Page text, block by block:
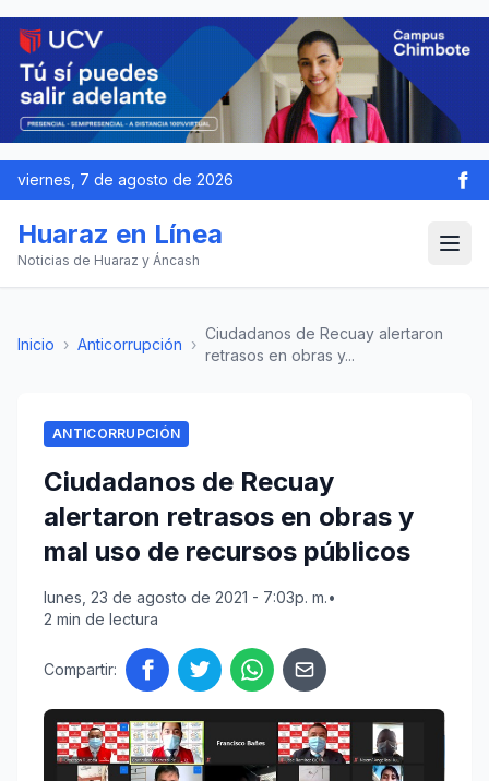
viernes, 7 de agosto de 2026
Huaraz en Línea
Noticias de Huaraz y Áncash
Inicio › Anticorrupción ›
Ciudadanos de Recuay alertaron
retrasos en obras y...
ANTICORRUPCIÓN
Ciudadanos de Recuay
alertaron retrasos en obras y
mal uso de recursos públicos
lunes, 23 de agosto de 2021 - 7:03p. m.•
2 min de lectura
Compartir: